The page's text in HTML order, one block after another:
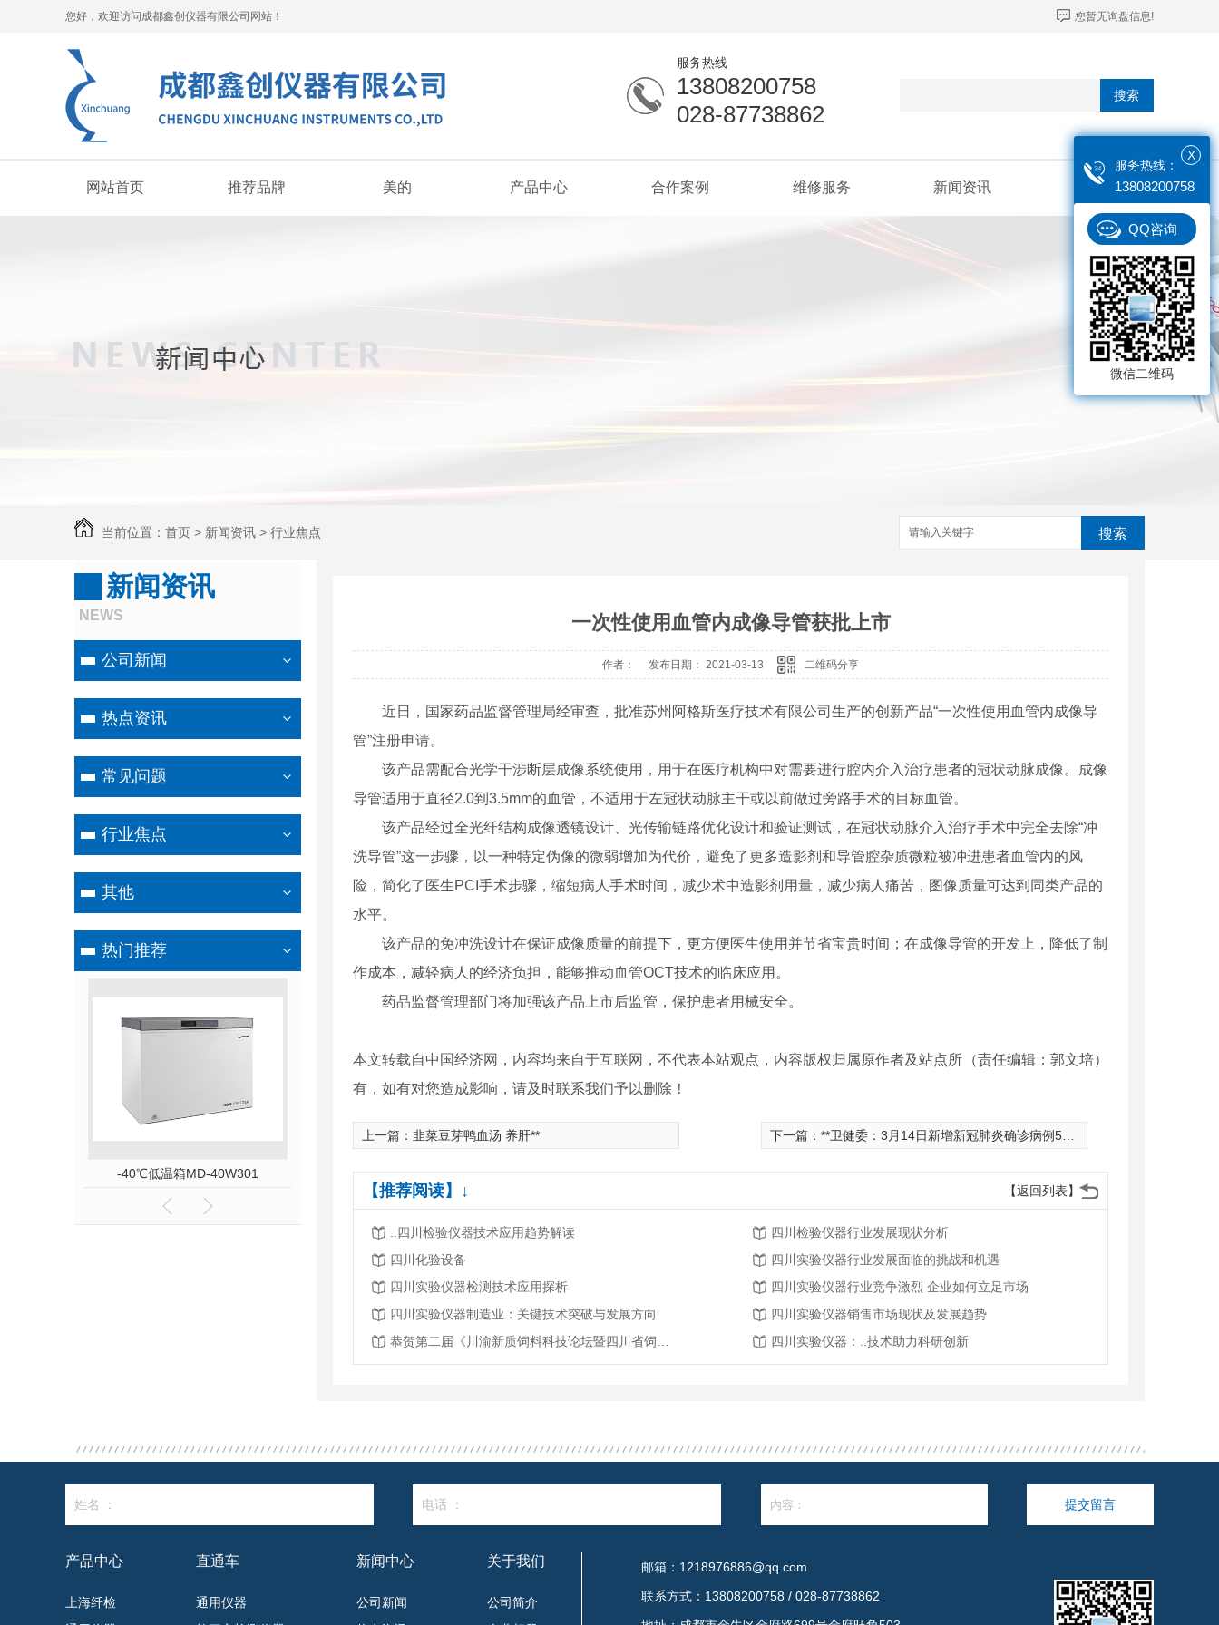
您好，欢迎访问成都鑫创仪器有限公司网站！ 您暂无询盘信息!
服务热线
13808200758
028-87738862
搜索
网站首页 推荐品牌 美的 产品中心 合作案例 维修服务 新闻资讯 联系我们
当前位置： 首页 > 新闻资讯 > 行业焦点 搜索
新闻资讯
NEWS
公司新闻
热点资讯
常见问题
行业焦点
其他
热门推荐
-40℃低温箱MD-40W301 赛多利斯GL8201i-1SCN 赛多利斯GL8201-1SCN
一次性使用血管内成像导管获批上市
作者： 发布日期： 2021-03-13 二维码分享
近日，国家药品监督管理局经审查，批准苏州阿格斯医疗技术有限公司生产的创新产品“一次性使用血管内成像导
管”注册申请。
该产品需配合光学干涉断层成像系统使用，用于在医疗机构中对需要进行腔内介入治疗患者的冠状动脉成像。成像
导管适用于直径2.0到3.5mm的血管，不适用于左冠状动脉主干或以前做过旁路手术的目标血管。
该产品经过全光纤结构成像透镜设计、光传输链路优化设计和验证测试，在冠状动脉介入治疗手术中完全去除“冲
洗导管”这一步骤，以一种特定伪像的微弱增加为代价，避免了更多造影剂和导管腔杂质微粒被冲进患者血管内的风
险，简化了医生PCI手术步骤，缩短病人手术时间，减少术中造影剂用量，减少病人痛苦，图像质量可达到同类产品的
水平。
该产品的免冲洗设计在保证成像质量的前提下，更方便医生使用并节省宝贵时间；在成像导管的开发上，降低了制
作成本，减轻病人的经济负担，能够推动血管OCT技术的临床应用。
药品监督管理部门将加强该产品上市后监管，保护患者用械安全。
（责任编辑：郭文培）
本文转载自中国经济网，内容均来自于互联网，不代表本站观点，内容版权归属原作者及站点所
有，如有对您造成影响，请及时联系我们予以删除！
上一篇： 韭菜豆芽鸭血汤 养肝** 下一篇： **卫健委：3月14日新增新冠肺炎确诊病例5例 均为境外输入病例
【返回列表】
【推荐阅读】↓
..四川检验仪器技术应用趋势解读
四川检验仪器行业发展现状分析
四川化验设备
四川实验仪器行业发展面临的挑战和机遇
四川实验仪器检测技术应用探析
四川实验仪器行业竞争激烈 企业如何立足市场
四川实验仪器制造业：关键技术突破与发展方向
四川实验仪器销售市场现状及发展趋势
四川实验仪器：..技术助力科研创新
姓名 ： 电话 ： 提交留言
产品中心
上海纤检
直通车
通用仪器
新闻中心
公司新闻
关于我们
公司简介
邮箱：1218976886@qq.com
联系方式：13808200758 / 028-87738862
X
服务热线：
13808200758
QQ咨询
微信二维码